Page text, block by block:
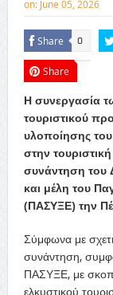
on: June 05, 2026
Share 0
Share
Η συνεργασία
τουριστικού
υλοποίησης
στην
συνάντηση του
και μέλη του
(ΠΑΣΥΞΕ) την
Σύμφωνα με
συνάντηση,
ΠΑΣΥΞΕ, με
ελκυστικού